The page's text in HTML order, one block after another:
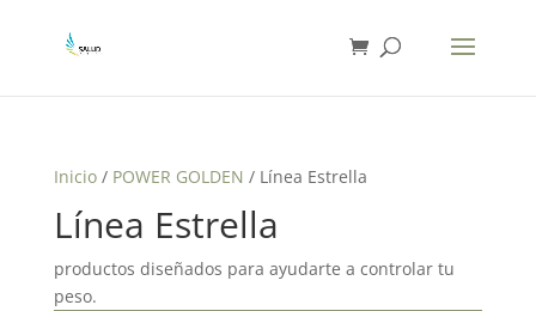
Inicio/ POWER GOLDEN / Línea Estrella
Línea Estrella
productos diseñados para ayudarte a controlar tu
peso.